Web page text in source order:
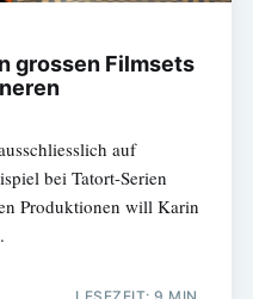
grossen Filmsets
auf
bei Tatort-Serien
Produktionen will Karin